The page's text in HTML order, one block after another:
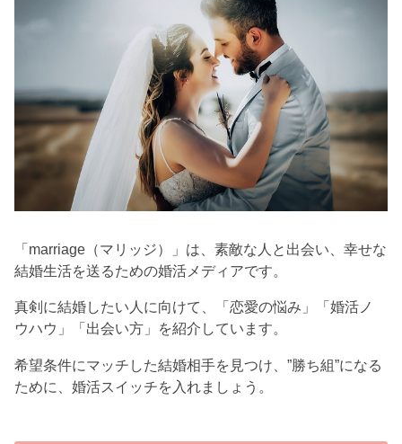
「marriage（マリッジ）」は、素敵な人と出会い、幸せな
結婚生活を送るための婚活メディアです。
真剣に結婚したい人に向けて、「恋愛の悩み」「婚活ノ
ウハウ」「出会い方」を紹介しています。
希望条件にマッチした結婚相手を見つけ、”勝ち組”になる
ために、婚活スイッチを入れましょう。